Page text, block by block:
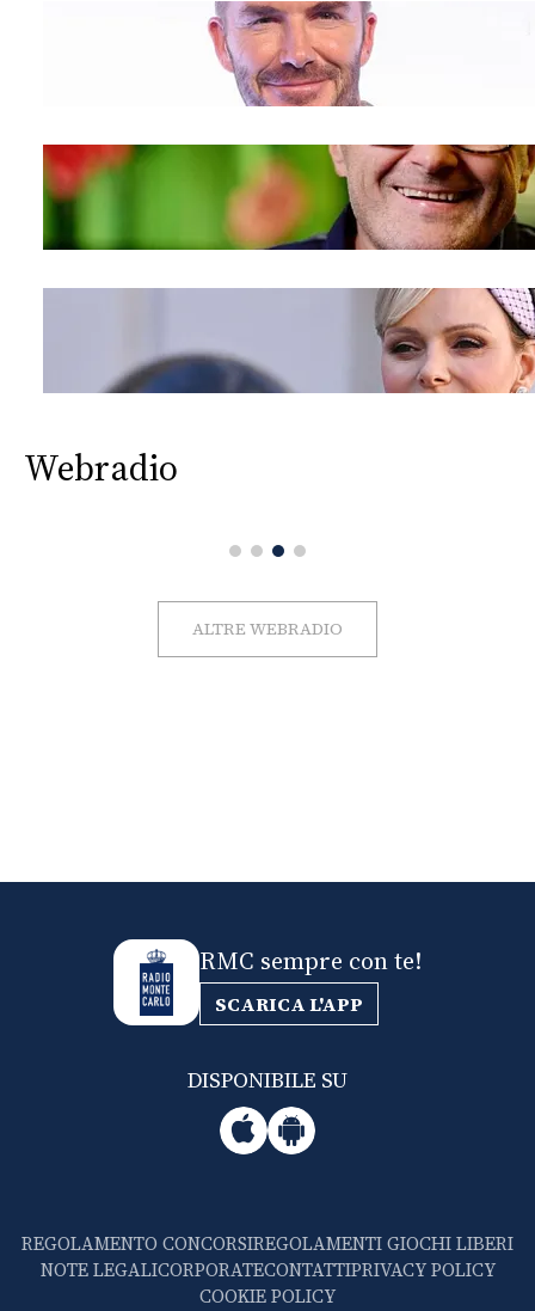
Webradio
ALTRE WEBRADIO
RMC sempre con te!
SCARICA L'APP
DISPONIBILE SU
REGOLAMENTO CONCORSIREGOLAMENTI GIOCHI LIBERI
NOTE LEGALICORPORATECONTATTIPRIVACY POLICY
COOKIE POLICY